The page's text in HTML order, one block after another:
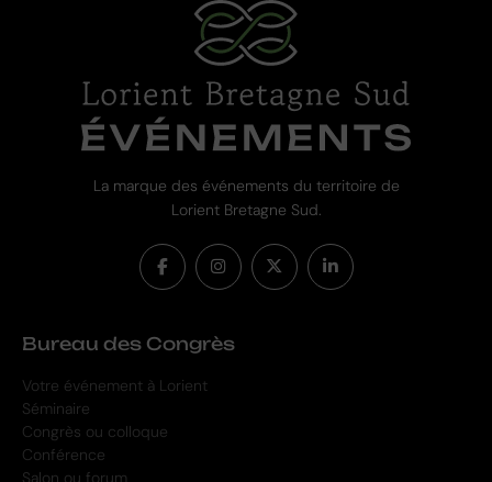
La marque des événements du territoire de
Lorient Bretagne Sud.
Bureau des Congrès
Votre événement à Lorient
Séminaire
Congrès ou colloque
Conférence
Salon ou forum